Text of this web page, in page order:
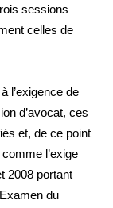
sessions
celles de
l’exigence de
d’avocat, ces
et, de ce point
l’exige
2008 portant
du